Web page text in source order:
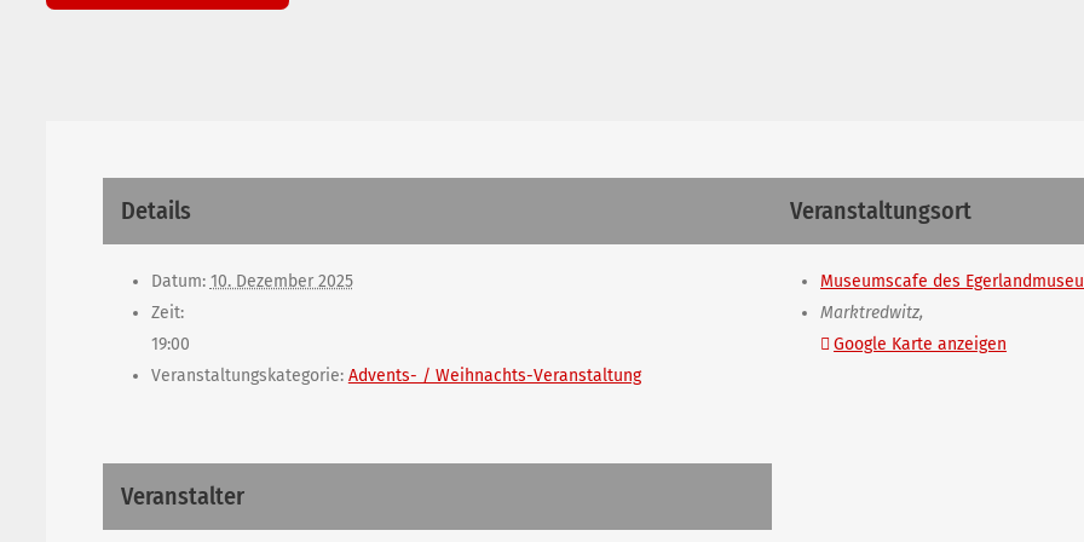
Details
Datum: 10. Dezember 2025
Zeit:
19:00
Veranstaltungskategorie: Advents- / Weihnachts-Veranstaltung
Veranstalter
Veranstaltungsort
Museumscafe des
Marktredwitz,
Google Karte anzeigen